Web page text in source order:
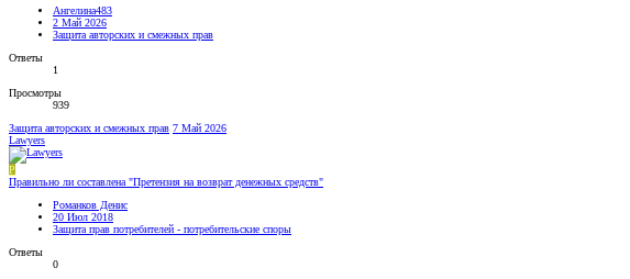
Ангелина483
2 Май 2026
Защита авторских и смежных прав
Ответы
1
Просмотры
939
Защита авторских и смежных прав 7 Май 2026
Lawyers
Р
Правильно ли составлена "Претензия на возврат денежных средств"
Романков Денис
20 Июл 2018
Защита прав потребителей - потребительские споры
Ответы
0